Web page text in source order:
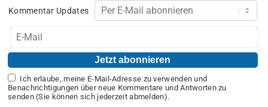
Kommentar Updates
Ich erlaube, meine E-Mail-Adresse zu verwenden und
Benachrichtigungen über neue Kommentare und Antworten zu
senden (Sie können sich jederzeit abmelden).